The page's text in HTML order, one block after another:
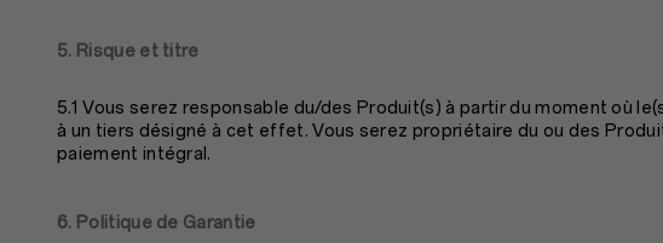
5. Risque et titre
5.1 Vous serez responsable du/des Produit(s) à partir du moment où
à un tiers désigné à cet effet. Vous serez propriétaire du ou des
paiement intégral.
6. Politique de Garantie